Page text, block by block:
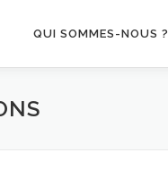
QUI SOMMES-NOUS ?